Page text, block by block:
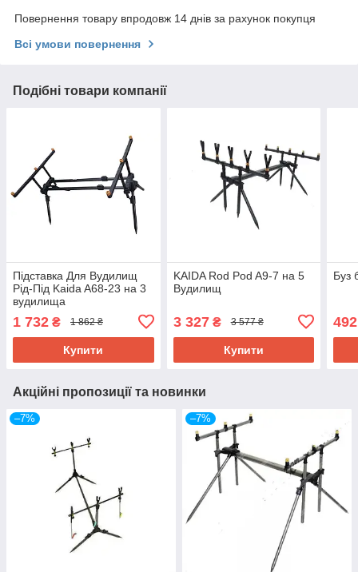
Повернення товару впродовж 14 днів за рахунок покупця
Всі умови повернення
Подібні товари компанії
Підставка Для Вудилищ
Рід-Під Kaida A68-23 на 3
вудилища
1 732 ₴ 1 862 ₴
Купити
KAIDA Rod Pod A9-7 на 5
Вудилищ
3 327₴ 3 577 ₴
Купити
Буз
492
Акційні пропозиції та новинки
–7% –7%